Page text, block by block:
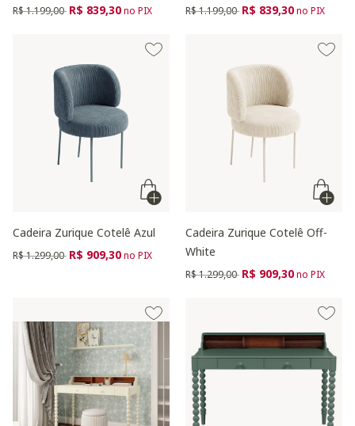
Preço reduzido de
R$ 1.199,00 para
R$ 839,30no PIX Preço reduzido de
R$ 1.199,00 para
R$ 839,30no PIX
Cadeira Zurique Cotelê Azul
Preço reduzido de
R$ 1.299,00 para
R$ 909,30no PIX
Cadeira Zurique Cotelê Off-
White
Preço reduzido de
R$ 1.299,00 para
R$ 909,30no PIX